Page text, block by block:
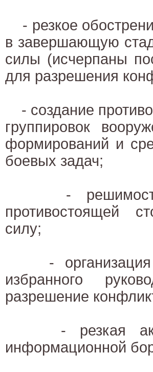
- резкое
в завершающую
силы (исчерпаны
для разрешения
- создание
группировок
формирований и
боевых задач;
- решимость
противостоящей
силу;
- организация
избранного
разрешение
- резкая
информационной